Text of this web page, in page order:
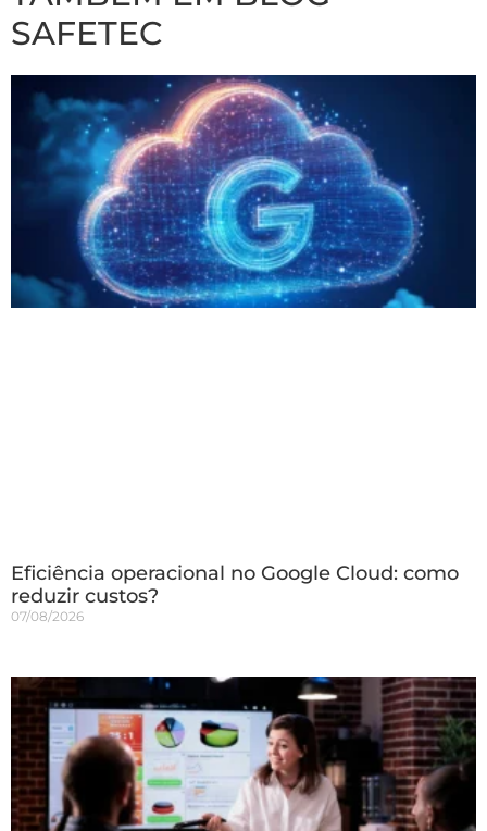
SAFETEC
Eficiência operacional no Google Cloud: como
reduzir custos?
07/08/2026